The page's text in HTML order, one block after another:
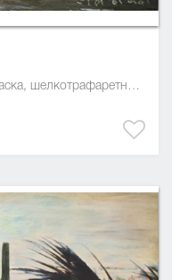
150 x 220 см, холст, масляная краска, шелкотрафаретная краска